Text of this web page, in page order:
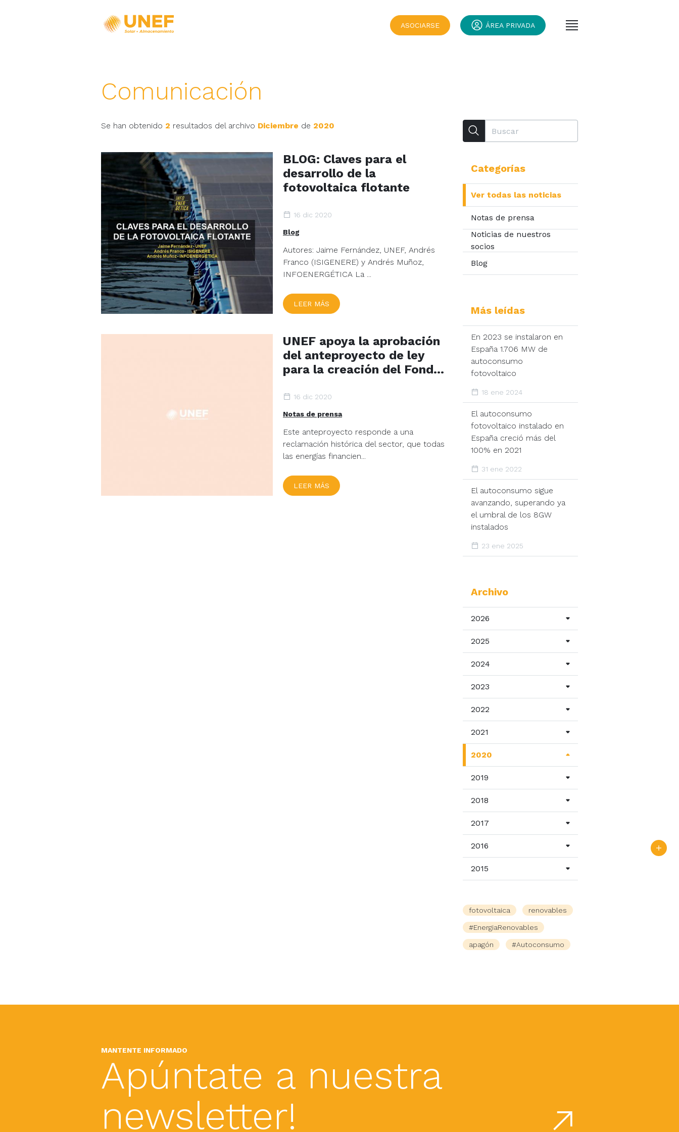
ASOCIARSE ÁREA PRIVADA
Comunicación
Categorías
Ver todas las noticias
Notas de prensa
Noticias de nuestros
socios
Blog
Más leídas
En 2023 se instalaron en
España 1.706 MW de
autoconsumo
fotovoltaico
18 ene 2024
El autoconsumo
fotovoltaico instalado en
España creció más del
100% en 2021
31 ene 2022
El autoconsumo sigue
avanzando, superando ya
el umbral de los 8GW
instalados
23 ene 2025
Archivo
2026
2025
2024
2023
2022
2021
2020
2019
2018
2017
2016
2015
fotovoltaica renovables
#EnergiaRenovables
apagón #Autoconsumo
Se han obtenido 2 resultados del archivo Diciembre de 2020
BLOG: Claves para el
desarrollo de la
fotovoltaica flotante
16 dic 2020
Blog
Autores: Jaime Fernández, UNEF, Andrés
Franco (ISIGENERE) y Andrés Muñoz,
INFOENERGÉTICA La ...
LEER MÁS
UNEF apoya la aprobación
del anteproyecto de ley
para la creación del Fondo
Sostenibilidad del Sistema
Ele?ctrico (FNSSE)
16 dic 2020
Notas de prensa
Este anteproyecto responde a una
reclamación histórica del sector, que todas
las energías financien...
LEER MÁS
MANTENTE INFORMADO
Apúntate a nuestra
newsletter!